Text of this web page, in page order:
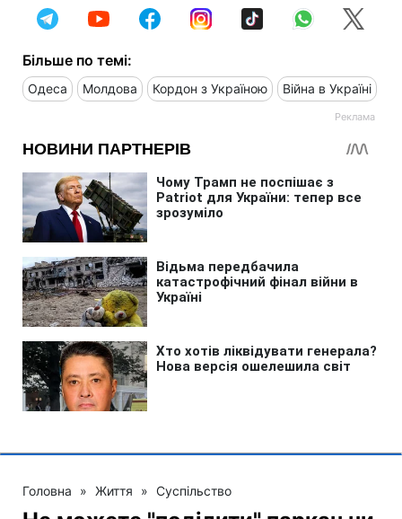
Більше по темі:
Одеса Молдова Кордон з Україною Війна в Україні
Головна » Життя » Суспільство